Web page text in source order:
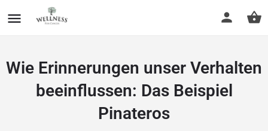
Wie Erinnerungen unser Verhalten
beeinflussen: Das Beispiel
Pinateros